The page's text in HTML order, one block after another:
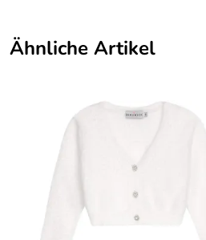
Ähnliche Artikel